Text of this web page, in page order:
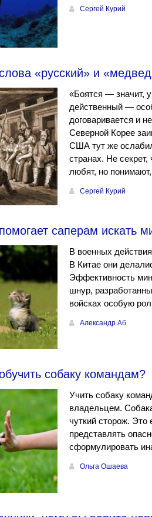
Сергей Курий
«русский» и
«Боятся — значит,
действенный —
договаривается и
Северной Корее
США тут же
странах. Не
любят, но
Сергей Курий
саперам искать
В военных
В Китае они
Эффективность мин
шнур,
войсках особую
Александр Аб
собаку командам?
Учить собаку
владельцем.
чуткий сторож. Это
представлять
сформулировать
Ольга Ошаева